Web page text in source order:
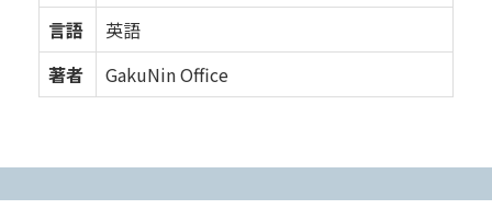
言語
英語
著者
GakuNin Office